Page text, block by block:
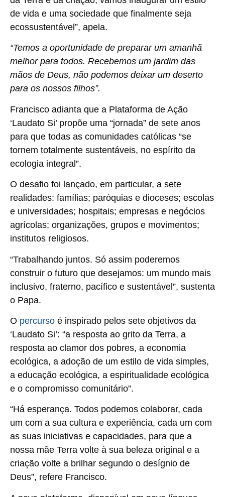
de vida e uma sociedade que finalmente seja
ecossustentável”, apela.
“Temos a oportunidade de preparar um amanhã
melhor para todos. Recebemos um jardim das
mãos de Deus, não podemos deixar um deserto
para os nossos filhos”.
Francisco adianta que a Plataforma de Ação
‘Laudato Si’ propõe uma “jornada” de sete anos
para que todas as comunidades católicas “se
tornem totalmente sustentáveis, no espírito da
ecologia integral”.
O desafio foi lançado, em particular, a sete
realidades: famílias; paróquias e dioceses; escolas
e universidades; hospitais; empresas e negócios
agrícolas; organizações, grupos e movimentos;
institutos religiosos.
“Trabalhando juntos. Só assim poderemos
construir o futuro que desejamos: um mundo mais
inclusivo, fraterno, pacífico e sustentável”, sustenta
o Papa.
O percurso é inspirado pelos sete objetivos da
‘Laudato Si’: “a resposta ao grito da Terra, a
resposta ao clamor dos pobres, a economia
ecológica, a adoção de um estilo de vida simples,
a educação ecológica, a espiritualidade ecológica
e o compromisso comunitário”.
“Há esperança. Todos podemos colaborar, cada
um com a sua cultura e experiência, cada um com
as suas iniciativas e capacidades, para que a
nossa mãe Terra volte à sua beleza original e a
criação volte a brilhar segundo o desígnio de
Deus”, refere Francisco.